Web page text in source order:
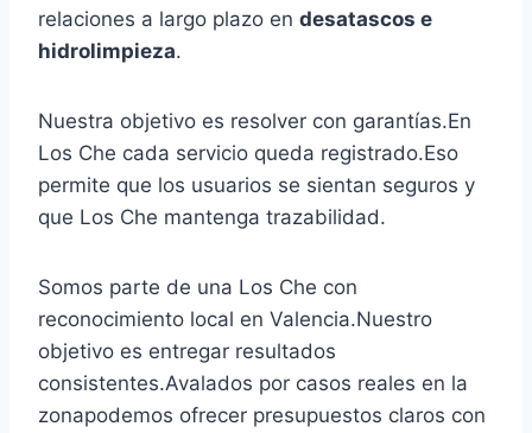
relaciones a largo plazo en desatascos e
hidrolimpieza.
Nuestra objetivo es resolver con garantías.En
Los Che cada servicio queda registrado.Eso
permite que los usuarios se sientan seguros y
que Los Che mantenga trazabilidad.
Somos parte de una Los Che con
reconocimiento local en Valencia.Nuestro
objetivo es entregar resultados
consistentes.Avalados por casos reales en la
zonapodemos ofrecer presupuestos claros con